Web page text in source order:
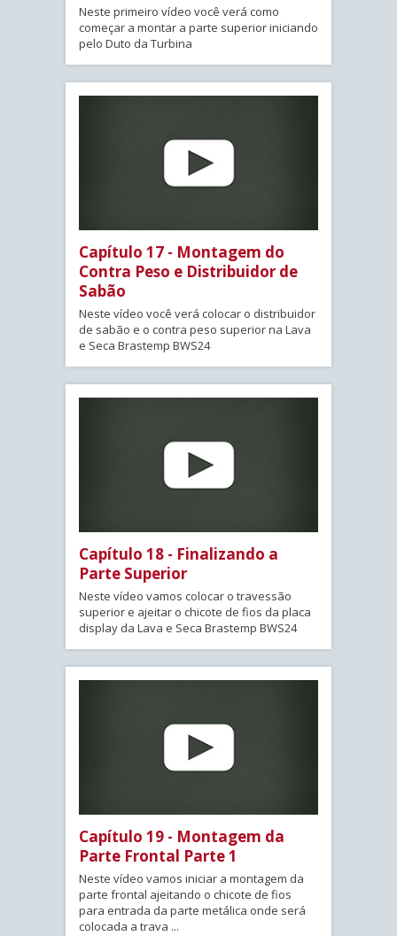
Neste primeiro vídeo você verá como
começar a montar a parte superior iniciando
pelo Duto da Turbina
Capítulo 17 - Montagem do
Contra Peso e Distribuidor de
Sabão
Neste vídeo você verá colocar o distribuidor
de sabão e o contra peso superior na Lava
e Seca Brastemp BWS24
Capítulo 18 - Finalizando a
Parte Superior
Neste vídeo vamos colocar o travessão
superior e ajeitar o chicote de fios da placa
display da Lava e Seca Brastemp BWS24
Capítulo 19 - Montagem da
Parte Frontal Parte 1
Neste vídeo vamos iniciar a montagem da
parte frontal ajeitando o chicote de fios
para entrada da parte metálica onde será
colocada a trava ...